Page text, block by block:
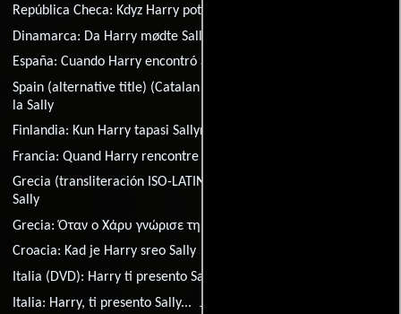
República Checa: Kdyz Harry potkal Sally
Dinamarca: Da Harry mødte Sally
España:Cuando Harry encontró a Sally...
Spain (alternative title) (Catalan title):
la Sally
Finlandia: Kun Harry tapasi Sallyn...
Francia:Quand Harry rencontre Sally...
Grecia (transliteración ISO-LATIN-1):
Sally
Grecia:Όταν ο Χάρυ γνώρισε τη Σάλυ
Croacia: Kad je Harry sreo Sally
Italia (DVD): Harry ti presento Sally
Italia: Harry, ti presento Sally... Japón: